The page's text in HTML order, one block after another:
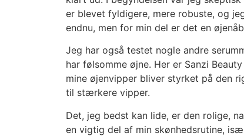
er blevet fyldigere, mere robuste, og
endnu, men for min del er det en
Jeg har også testet nogle andre
har følsomme øjne. Her er Sanzi
mine øjenvipper bliver styrket på den
til stærkere vipper.
Det, jeg bedst kan lide, er den rolige,
en vigtig del af min skønhedsrutine,